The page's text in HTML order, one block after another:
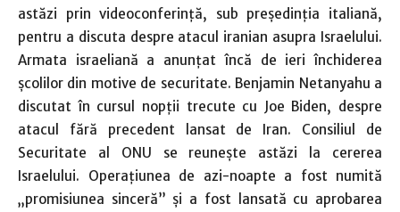
astăzi prin videoconferinţă, sub preşedinţia italiană,
pentru a discuta despre atacul iranian asupra Israelului.
Armata israeliană a anunţat încă de ieri închiderea
şcolilor din motive de securitate. Benjamin Netanyahu a
discutat în cursul nopţii trecute cu Joe Biden, despre
atacul fără precedent lansat de Iran. Consiliul de
Securitate al ONU se reuneşte astăzi la cererea
Israelului. Operaţiunea de azi-noapte a fost numită
„promisiunea sinceră” şi a fost lansată cu aprobarea